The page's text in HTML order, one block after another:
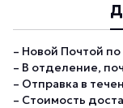
– Новой Почтой по
– В отделение,
– Отправка в
– Стоимость